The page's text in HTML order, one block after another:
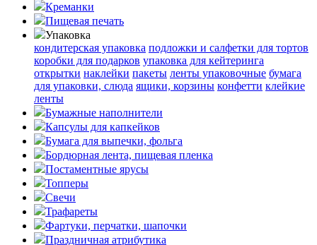
Креманки
Пищевая печать
Упаковка
кондитерская упаковка подложки и салфетки для тортов
коробки для подарков упаковка для кейтеринга
открытки наклейки пакеты ленты упаковочные бумага
для упаковки, слюда ящики, корзины конфетти клейкие
ленты
Бумажные наполнители
Капсулы для капкейков
Бумага для выпечки, фольга
Бордюрная лента, пищевая пленка
Постаментные ярусы
Топперы
Свечи
Трафареты
Фартуки, перчатки, шапочки
Праздничная атрибутика